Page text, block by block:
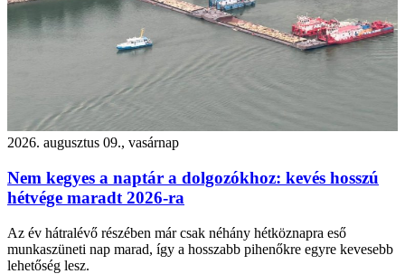
2026. augusztus 09., vasárnap
Nem kegyes a naptár a dolgozókhoz: kevés hosszú
hétvége maradt 2026-ra
Az év hátralévő részében már csak néhány hétköznapra eső
munkaszüneti nap marad, így a hosszabb pihenőkre egyre kevesebb
lehetőség lesz.